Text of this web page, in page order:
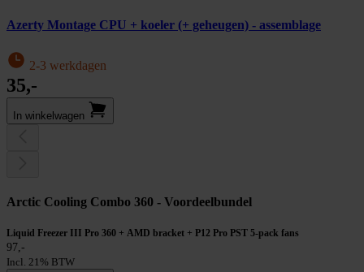
Azerty Montage CPU + koeler (+ geheugen) - assemblage
2-3 werkdagen
35,-
In winkel­wagen
Arctic Cooling Combo 360 - Voordeelbundel
Liquid Freezer III Pro 360 + AMD bracket + P12 Pro PST 5-pack fans
97,-
Incl. 21% BTW